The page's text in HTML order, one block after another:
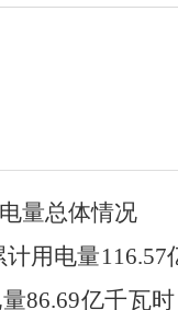
量总体情况
计用电量116.57
86.69亿千瓦